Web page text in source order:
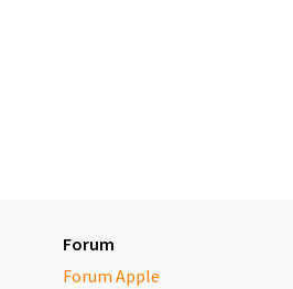
Forum
Forum Apple